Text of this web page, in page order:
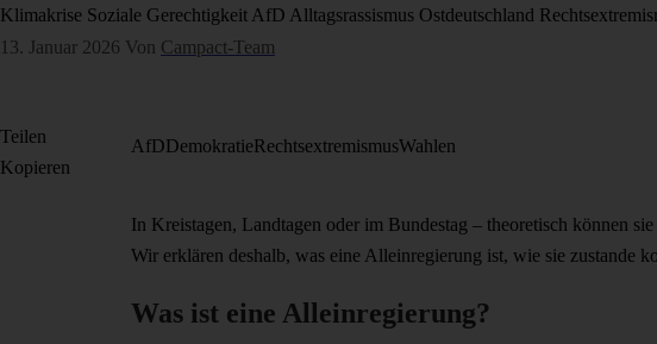
Klimakrise Soziale Gerechtigkeit AfD Alltagsrassismus Ostdeutschland
13. Januar 2026 Von Campact-Team
AfDDemokratieRechtsextremismusWahlen
In Kreistagen, Landtagen oder im Bundestag – theoretisch können
Wir erklären deshalb, was eine Alleinregierung ist, wie sie zustande
Was ist eine Alleinregierung?
Teilen
Kopieren